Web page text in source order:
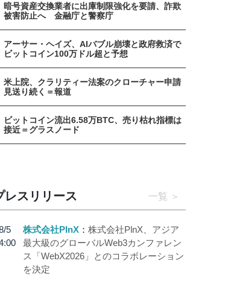
暗号資産交換業者に出庫制限強化を要請、詐欺
被害防止へ 金融庁と警察庁
アーサー・ヘイズ、AIバブル崩壊と政府救済で
ビットコイン100万ドル超と予想
米上院、クラリティー法案のクローチャー申請
見送り続く＝報道
ビットコイン流出6.58万BTC、売り枯れ指標は
接近＝グラスノード
レスリリース 一覧
5
株式会社PlnX
株式会社PlnX、アジア
最大級のグローバルWeb3カンファレン
ス「WebX2026」とのコラボレーション
を決定